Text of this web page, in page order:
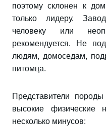
поэтому склонен к
только лидеру.
человеку или
рекомендуется. Не
людям, домоседам,
питомца.
Представители
высокие физические
несколько минусов: